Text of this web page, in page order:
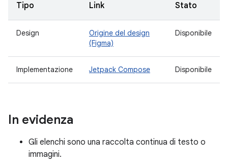
Tipo Link Stato
Design
Origine del design
(Figma)
Disponibile
Implementazione Jetpack Compose Disponibile
In evidenza
Gli elenchi sono una raccolta continua di testo o
immagini.